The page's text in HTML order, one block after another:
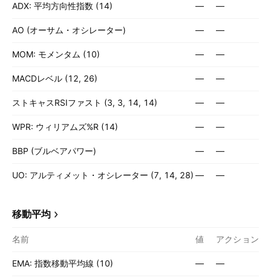
ADX: 平均方向性指数 (14) — —
AO (オーサム・オシレーター) — —
MOM: モメンタム (10) — —
MACDレベル (12, 26) — —
ストキャスRSIファスト (3, 3, 14, 14) — —
WPR: ウィリアムズ%R (14) — —
BBP (ブルベアパワー) — —
UO: アルティメット・オシレーター (7, 14, 28) — —
移動平均
名前 値 アクション
EMA: 指数移動平均線 (10) — —